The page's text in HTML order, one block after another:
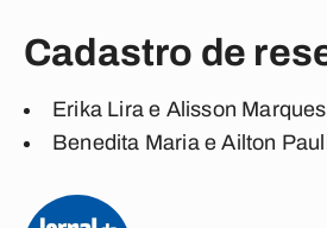
Cadastro de
Erika Lira e Alisson Marques
Benedita Maria e Ailton